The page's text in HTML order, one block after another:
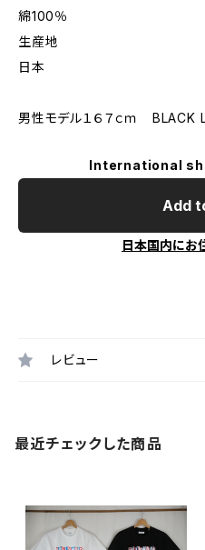
綿100％
生産地
日本
男性モデル１６７ｃｍ BLACK
International
Add
日本国内にお
レビュー
最近チェックした商品